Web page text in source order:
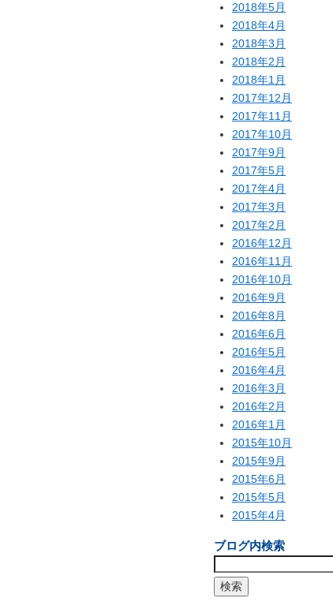
2018年5月
2018年4月
2018年3月
2018年2月
2018年1月
2017年12月
2017年11月
2017年10月
2017年9月
2017年5月
2017年4月
2017年3月
2017年2月
2016年12月
2016年11月
2016年10月
2016年9月
2016年8月
2016年6月
2016年5月
2016年4月
2016年3月
2016年2月
2016年1月
2015年10月
2015年9月
2015年6月
2015年5月
2015年4月
ブログ内検索